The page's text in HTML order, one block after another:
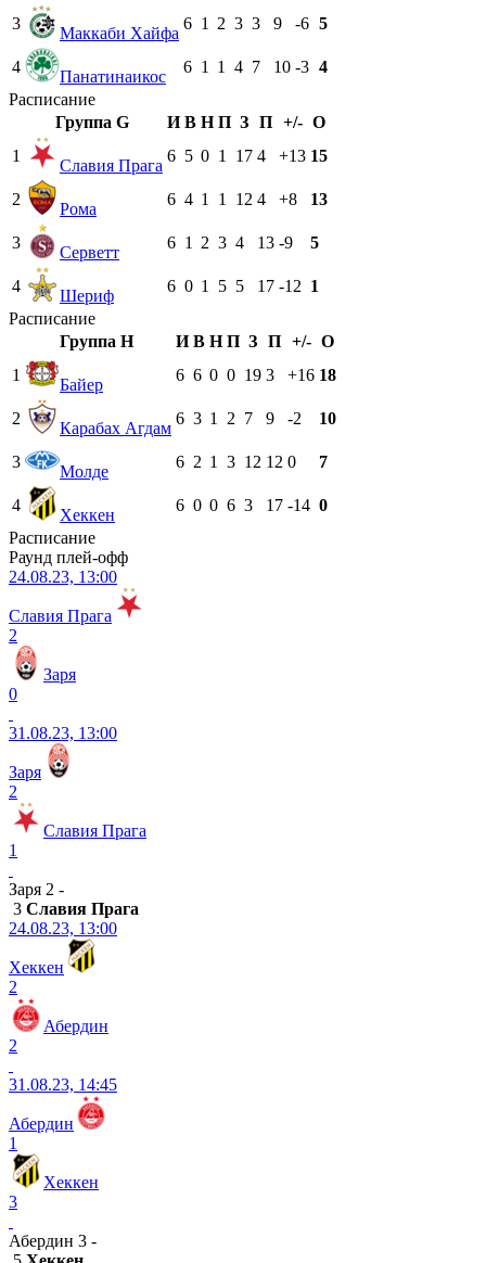
3
Маккаби Хайфа
6 1 2 3 3 9 -6 5
4
Панатинаикос
6 1 1 4 7 10 -3 4
Расписание
Группа G
И В Н П З П +/- О
1
Славия Прага
6 5 0 1 17 4 +13 15
2
Рома
6 4 1 1 12 4 +8 13
3
Серветт
6 1 2 3 4 13 -9 5
4
Шериф
6 0 1 5 5 17 -12 1
Расписание
Группа H
И В Н П З П +/- О
1
Байер
6 6 0 0 19 3 +16 18
2
Карабах Агдам
6 3 1 2 7 9 -2 10
3
Молде
6 2 1 3 12 12 0 7
4
Хеккен
6 0 0 6 3 17 -14 0
Расписание
Раунд плей-офф
24.08.23, 13:00
Славия Прага
2
Заря
0
31.08.23, 13:00
Заря
2
Славия Прага
1
Заря 2 -
3 Славия Прага
24.08.23, 13:00
Хеккен
2
Абердин
2
31.08.23, 14:45
Абердин
1
Хеккен
3
Абердин 3 -